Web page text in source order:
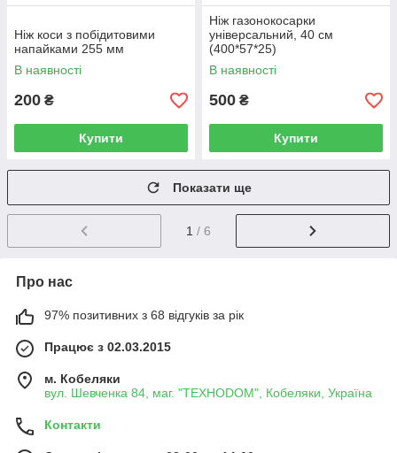
Ніж коси з побідитовими
напайками 255 мм
В наявності
200 ₴
Купити
Ніж газонокосарки
універсальний, 40 см
(400*57*25)
В наявності
500 ₴
Купити
Показати ще
1 / 6
Про нас
97% позитивних з 68 відгуків за рік
Працює з 02.03.2015
м. Кобеляки
вул. Шевченка 84, маг. "ТЕХНОDOM", Кобеляки, Україна
Контакти